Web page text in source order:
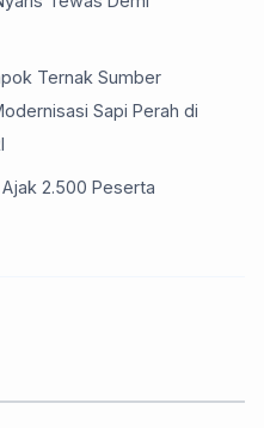
Ternak Sumber
Sapi Perah di
2.500 Peserta